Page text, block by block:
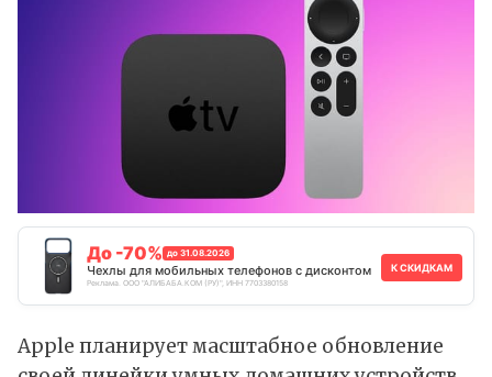
До -70% до 31.08.2026
Чехлы для мобильных телефонов с дисконтом
Реклама. ООО "АЛИБАБА.КОМ (РУ)", ИНН 7703380158
К СКИДКАМ
Apple планирует масштабное обновление